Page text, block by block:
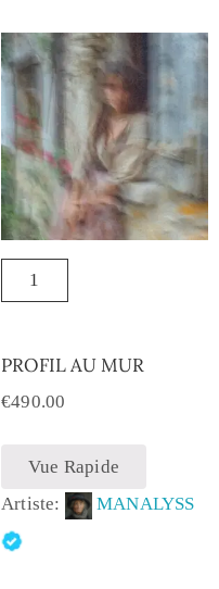
PROFIL AU MUR
€490.00
Vue Rapide
Artiste:
MANALYSS